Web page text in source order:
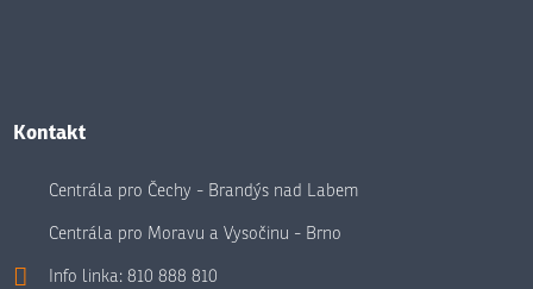
Kontakt
Centrála pro Čechy - Brandýs nad Labem
Centrála pro Moravu a Vysočinu - Brno
Info linka:810 888 810